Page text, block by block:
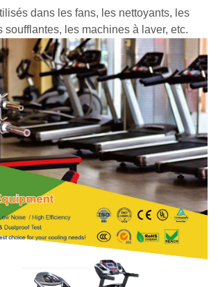
dans les fans, les nettoyants, les
soufflantes, les machines à laver, etc.